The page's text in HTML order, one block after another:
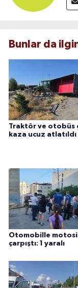
Bunlar da
Traktör ve otobüs
kaza ucuz atlatıldı
Otomobille
çarpıştı: 1 yaralı